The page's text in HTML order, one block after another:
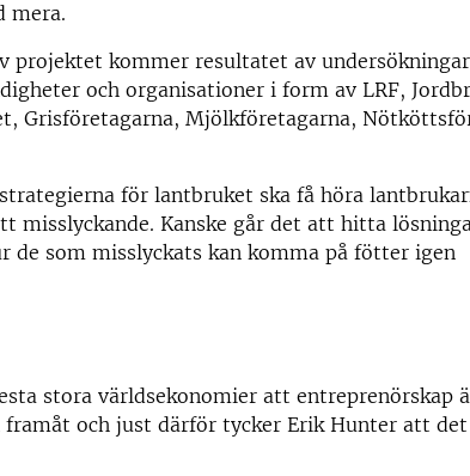
mera.
projektet kommer resultatet av
och organisationer i form av LRF,
Grisföretagarna, Mjölkföretagarna,
för lantbruket ska få höra
misslyckande. Kanske går det att hitta
de som misslyckats kan komma på fötter igen
stora världsekonomier att entreprenörskap
framåt och just därför tycker Erik Hunter att